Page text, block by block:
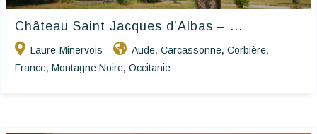
Château Saint Jacques d’Albas – ...
Laure-Minervois Aude, Carcassonne, Corbière,
France, Montagne Noire, Occitanie